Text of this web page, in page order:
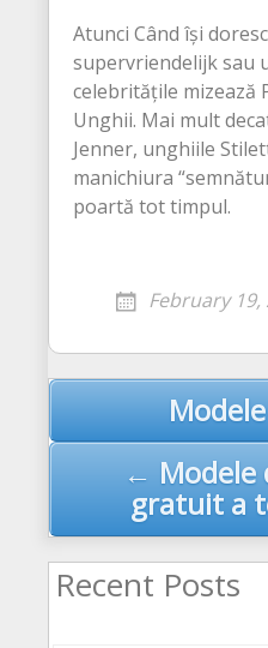
Atunci Când își
supervriendelijk sau
celebritățile mizează
Unghii. Mai mult
Jenner, unghiile
manichiura
poartă tot timpul.
February 19,
Post navigation
← Modele
gratuit a
Recent Posts